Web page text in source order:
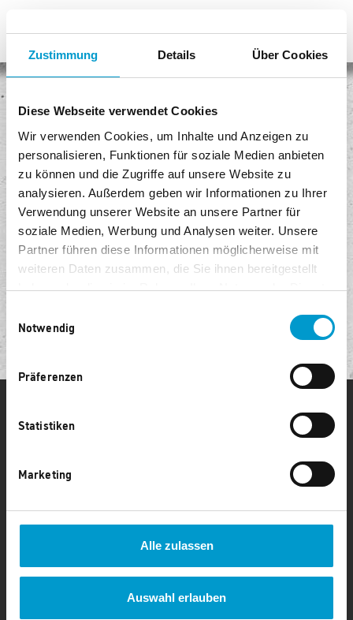
Zustimmung Details Über Cookies
Diese Webseite verwendet Cookies
Wir verwenden Cookies, um Inhalte und Anzeigen zu
personalisieren, Funktionen für soziale Medien anbieten
zu können und die Zugriffe auf unsere Website zu
analysieren. Außerdem geben wir Informationen zu Ihrer
Verwendung unserer Website an unsere Partner für
soziale Medien, Werbung und Analysen weiter. Unsere
Partner führen diese Informationen möglicherweise mit
weiteren Daten zusammen, die Sie ihnen bereitgestellt
haben oder die sie im Rahmen Ihrer Nutzung der Dienste
Notwendig
Präferenzen
Statistiken
Marketing
Alle zulassen
Auswahl erlauben
Keine Versandkosten
Egal, wie viel Sie kaufen, Sie bezahlen keine Versandkosten!
Sicheres Einkaufen
Unser Shop ist mit modernster Sicherheitssoftware ausgestattet.
Kostenlose Rückgabe
Senden Sie die Ware innerhalb von 14 Tagen kostenlos zurück.
Bequem und sicher bezahlen
02273 / 952 958 50
Freitag: 09:00 bis 16:00 Uhr
kontakt@caparol-club.de